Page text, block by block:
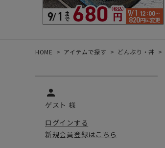
- 雑貨
- トレー
HOME アイテムで探す どんぶり・丼
person
ゲスト 様
ログインする
新規会員登録はこちら